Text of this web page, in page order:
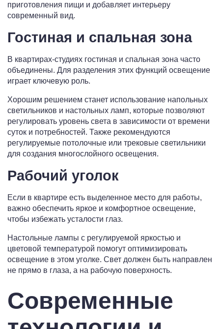
приготовления пищи и добавляет интерьеру
современный вид.
Гостиная и спальная зона
В квартирах-студиях гостиная и спальная зона часто
объединены. Для разделения этих функций освещение
играет ключевую роль.
Хорошим решением станет использование напольных
светильников и настольных ламп, которые позволяют
регулировать уровень света в зависимости от времени
суток и потребностей. Также рекомендуются
регулируемые потолочные или трековые светильники
для создания многослойного освещения.
Рабочий уголок
Если в квартире есть выделенное место для работы,
важно обеспечить яркое и комфортное освещение,
чтобы избежать усталости глаз.
Настольные лампы с регулируемой яркостью и
цветовой температурой помогут оптимизировать
освещение в этом уголке. Свет должен быть направлен
не прямо в глаза, а на рабочую поверхность.
Современные